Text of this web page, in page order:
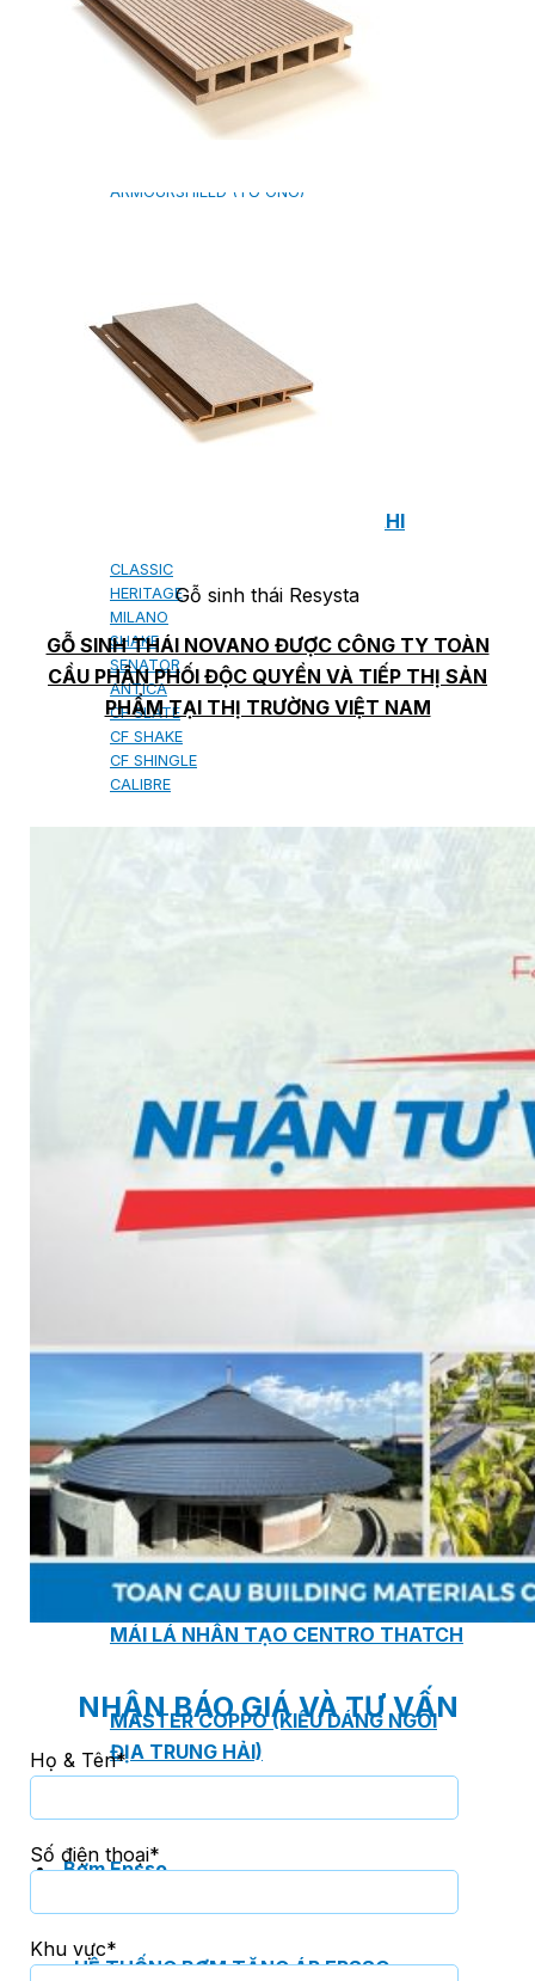
Sản phẩm Kiến trúc
NGÓI BITUM PHỦ ĐÁ IKO
ARMOURSHIELD (TỔ ONG)
ARMOURSHAKE
CROWNE SLATE
ROYAL ESTATE
ROOF FAST CAP
PHỤ KIỆN
NGÓI THÉP PHỦ ĐÁ DECRA AHI
CLASSIC
HERITAGE
MILANO
SHAKE
SENATOR
ANTICA
CF SLATE
CF SHAKE
CF SHINGLE
CALIBRE
TẤM ỐP TRẦN INFRATOP
TẤM ỐP TƯỜNG MAX-3
TẤM ỐP ĐA NĂNG FRONTO
GỖ NHÂN TẠO NAM SOON
GỖ SINH THÁI NOVANO
VÁN OSB (VÁN DĂM ĐỊNH HƯỚNG)
MÁI LÁ NHÂN TẠO CENTRO THATCH
MASTER COPPO (KIỂU DÁNG NGÓI
ĐỊA TRUNG HẢI)
Bơm Epsso
HỆ THỐNG BƠM TĂNG ÁP EPSSO
Gỗ sinh thái Resysta
GỖ SINH THÁI NOVANO ĐƯỢC CÔNG TY TOÀN
CẦU PHÂN PHỐI ĐỘC QUYỀN VÀ TIẾP THỊ SẢN
PHẨM TẠI THỊ TRƯỜNG VIỆT NAM
NHẬN BÁO GIÁ VÀ TƯ VẤN
Họ & Tên*
Số điện thoại*
Khu vực*